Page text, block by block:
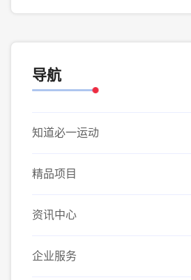
导航
知道必一运动
精品项目
资讯中心
企业服务